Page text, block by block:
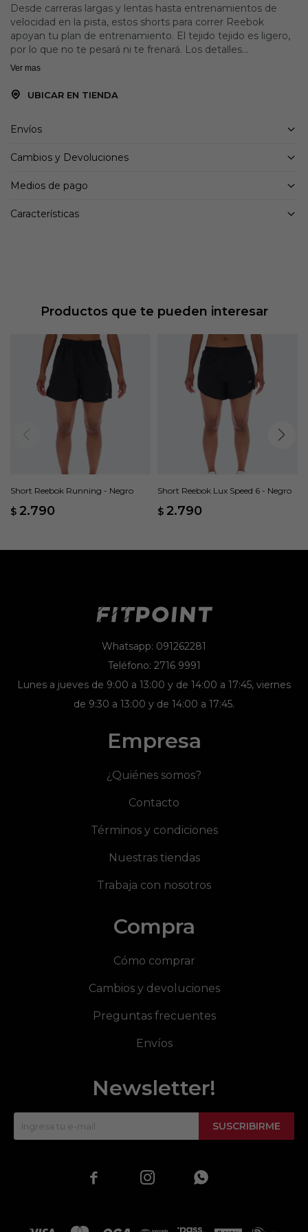
Desde carreras largas y lentas hasta entrenamientos de
velocidad en la pista, estos shorts para correr Reebok
apoyan tu plan de entrenamiento. El tejido tejido es ligero,
por lo que no te pesará ni te frenará. Los detalles
reflectantes te ayudan a ser visible.
Ver mas
UBICAR EN TIENDA
Envíos
Cambios y Devoluciones
Medios de pago
Características
Productos que te pueden interesar
Short Reebok Running - Negro
$ 2.790
Short Reebok Lux Speed 6 - Negro
$ 2.790
Whatsapp: 091262281
Teléfono: 2716 9991
Lunes a jueves de 9:00 a 13:00 y de 14:00 a 17:45, viernes
de 9:30 a 13:00 y de 14:00 a 17:45.
Empresa
¿Quiénes somos?
Contacto
Términos y condiciones
Nuestras tiendas
Trabaja con nosotros
Compra
Cómo comprar
Cambios y devoluciones
Preguntas frecuentes
Envíos
Newsletter!
SUSCRIBIRME
  